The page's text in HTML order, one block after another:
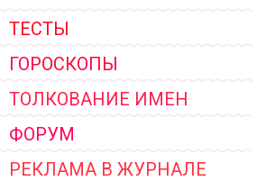
ТЕСТЫ
ГОРОСКОПЫ
ТОЛКОВАНИЕ ИМЕН
ФОРУМ
РЕКЛАМА В ЖУРНАЛЕ